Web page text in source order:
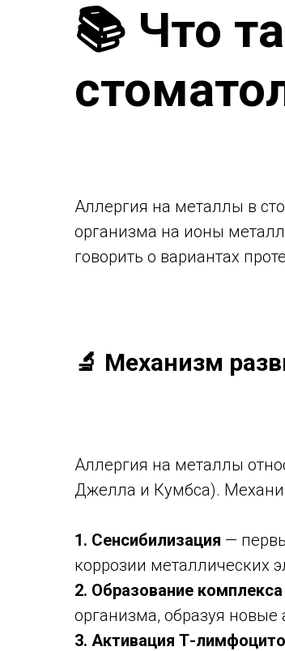
📚 Что
Аллергия на металлы в
организма на ионы
говорить о вариантах
🔬 Механизм
Аллергия на металлы
Джелла и Кумбса).
1. Сенсибилизация —
коррозии металлических
2. Образование
организма, образуя
3. Активация Т-